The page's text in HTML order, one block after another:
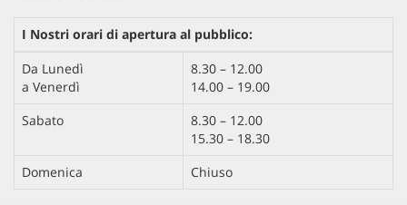
I Nostri orari di apertura al pubblico:
Da Lunedì
a Venerdì
8.30 – 12.00
14.00 – 19.00
Sabato
8.30 – 12.00
15.30 – 18.30
Domenica
Chiuso